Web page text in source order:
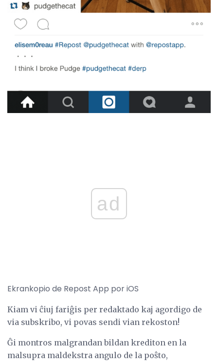
ad
Ekrankopio de Repost App por iOS
Kiam vi ĉiuj fariĝis per redaktado kaj agordigo de
via subskribo, vi povas sendi vian rekoston!
Ĝi montros malgrandan bildan krediton en la
malsupra maldekstra angulo de la poŝto,